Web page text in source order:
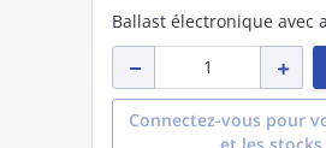
Connectez-vous pour